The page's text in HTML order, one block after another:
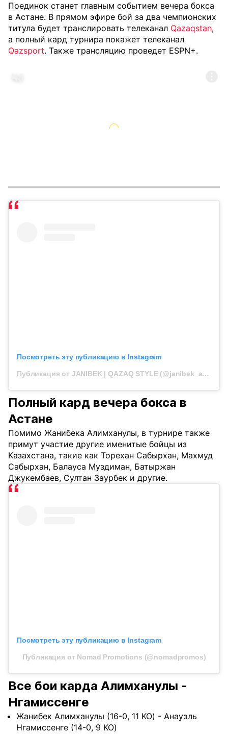
Поединок станет главным событием вечера бокса
в Астане. В прямом эфире бой за два чемпионских
титула будет транслировать телеканал Qazaqstan,
а полный кард турнира покажет телеканал
Qazsport. Также трансляцию проведет ESPN+.
Посмотреть эту публикацию в Instagram
Публикация от JANIBEK | QAZAQ STYLE (@janibek_alimkhanuly)
Полный кард вечера бокса в
Астане
Помимо Жанибека Алимханулы, в турнире также
примут участие другие именитые бойцы из
Казахстана, такие как Торехан Сабырхан, Махмуд
Сабырхан, Балауса Муздиман, Батыржан
Джукембаев, Султан Заурбек и другие.
Посмотреть эту публикацию в Instagram
Публикация от Nomad Promotions (@nomadpromos)
Все бои карда Алимханулы -
Нгамиссенге
Жанибек Алимханулы (16-0, 11 KO) - Анауэль
Нгамиссенге (14-0, 9 KO)